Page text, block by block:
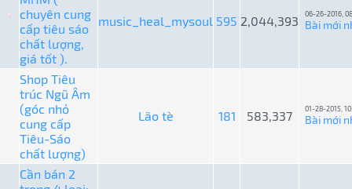
chuyên cung
cấp tiêu sáo
chất lượng,
giá tốt ).
music_heal_mysoul 595 2,044,393 06-26-2016,
Bài mới
Shop Tiêu
trúc Ngũ Âm
(góc nhỏ
cung cấp
Tiêu-Sáo
chất lượng)
Lão tè 181 583,337 01-28-2015,
Bài mới
Cần bán 2